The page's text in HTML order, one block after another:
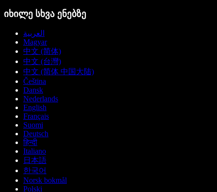
იხილე სხვა ენებზე
العربية
Magyar
中文 (简体)
中文 (台灣)
中文 (简体 中国大陆)
Čeština
Dansk
Nederlands
English
Français
Suomi
Deutsch
हिन्दी
Italiano
日本語
한국어
Norsk bokmål
Polski